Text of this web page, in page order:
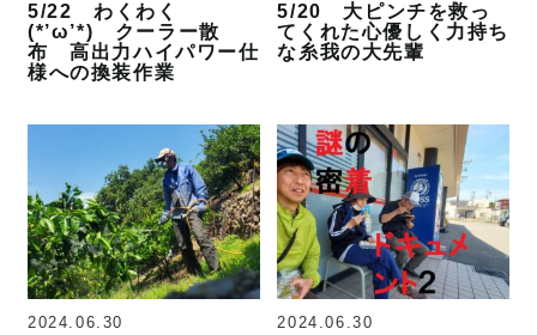
5/22 わくわく
(*’ω’*) クーラー散
布 高出力ハイパワー仕
様への換装作業
5/20 大ピンチを救っ
てくれた心優しく力持ち
な糸我の大先輩
2024.06.30 2024.06.30